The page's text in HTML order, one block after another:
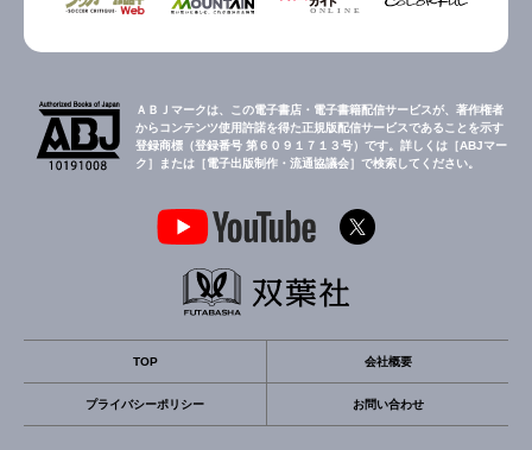
ＡＢＪマークは、この電子書店・電子書籍配信サービスが、著作権者
からコンテンツ使用許諾を得た正規版配信サービスであることを示す
登録商標（登録番号 第６０９１７１３号）です。詳しくは［ABJマー
ク］または［電子出版制作・流通協議会］で検索してください。
TOP 会社概要
プライバシーポリシー お問い合わせ